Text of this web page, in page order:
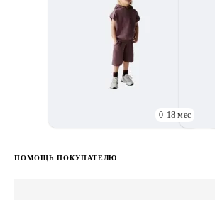
0-18 мес
ПОМОЩЬ ПОКУПАТЕЛЮ